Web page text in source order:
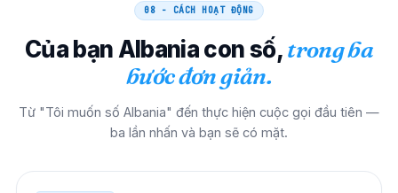
08 - CÁCH HOẠT ĐỘNG
Của bạnAlbaniacon số,trong ba
bước đơn giản.
Từ "Tôi muốn số Albania" đến thực hiện cuộc gọi đầu tiên —
ba lần nhấn và bạn sẽ có mặt.